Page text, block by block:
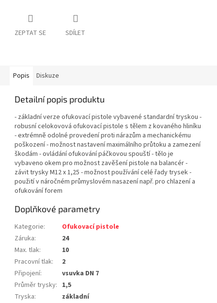
ZEPTAT SE SDÍLET
Popis Diskuze
Detailní popis produktu
- základní verze ofukovací pistole vybavené standardní tryskou -
robusní celokovová ofukovací pistole s tělem z kovaného hliníku
- extrémně odolné provedení proti nárazům a mechanickému
poškození - možnost nastavení maximálního průtoku a zamezení
škodám - ovládání ofukování páčkovou spouští - tělo je
vybaveno okem pro možnost zavěšení pistole na balancér -
závit trysky M12 x 1,25 - možnost používání celé řady trysek -
použití v náročném průmyslovém nasazení např. pro chlazení a
ofukování forem
Doplňkové parametry
Kategorie:
Ofukovací pistole
Záruka:
24
Max. tlak:
10
Pracovní tlak:
2
Připojení:
vsuvka DN 7
Průměr trysky: 1,5
Tryska:
základní